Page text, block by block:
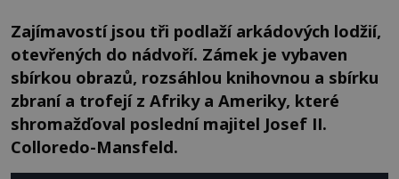
Zajímavostí jsou tři podlaží arkádových lodžií,
otevřených do nádvoří. Zámek je vybaven
sbírkou obrazů, rozsáhlou knihovnou a sbírku
zbraní a trofejí z Afriky a Ameriky, které
shromažďoval poslední majitel Josef II.
Colloredo-Mansfeld.